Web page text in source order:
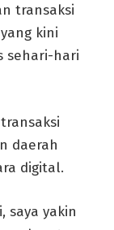
transaksi
kini
sehari-hari
daerah
digital.
saya yakin